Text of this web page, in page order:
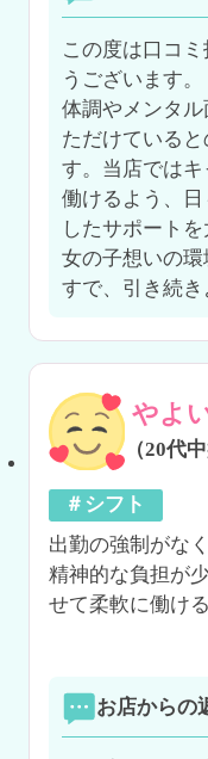
この度は口コ
うございます。
体調やメンタ
ただけている
す。当店ではキ
働けるよう、
したサポート
女の子想いの
すで、引き続き
やよ
（20代中
＃シフト
出勤の強制がな
精神的な負担が
せて柔軟に働け
お店からの